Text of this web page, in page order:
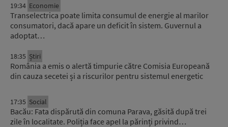
19:34 Economie
Transelectrica poate limita consumul de energie al marilor
consumatori, dacă apare un deficit în sistem. Guvernul a
adoptat…
18:35 Știri
România a emis o alertă timpurie către Comisia Europeană
din cauza secetei și a riscurilor pentru sistemul energetic
17:35 Social
Bacău: Fata dispărută din comuna Parava, găsită după trei
zile în localitate. Poliția face apel la părinți privind…